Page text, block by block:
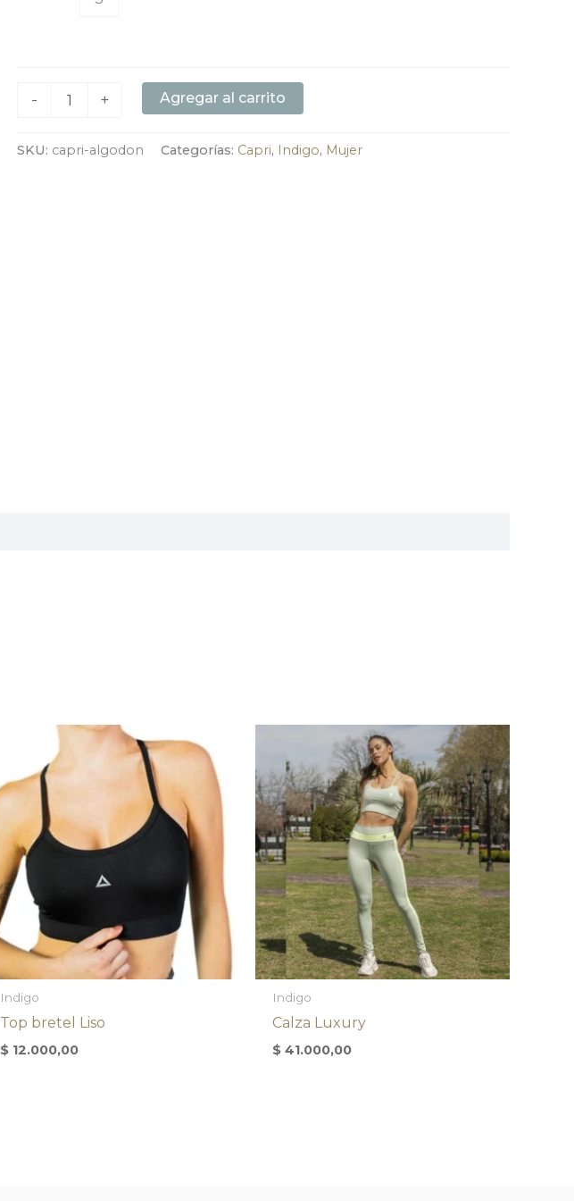
- + Agregar al carrito
SKU: capri-algodon Categorías: Capri, Indigo, Mujer
Indigo
Top bretel Liso
$ 12.000,00
Indigo
Calza Luxury
$ 41.000,00